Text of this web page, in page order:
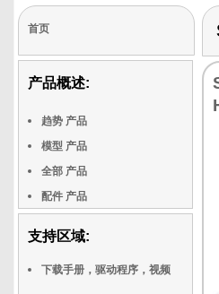
首页
产品概述:
趋势 产品
模型 产品
全部 产品
配件 产品
支持区域:
下载手册，驱动程序，视频